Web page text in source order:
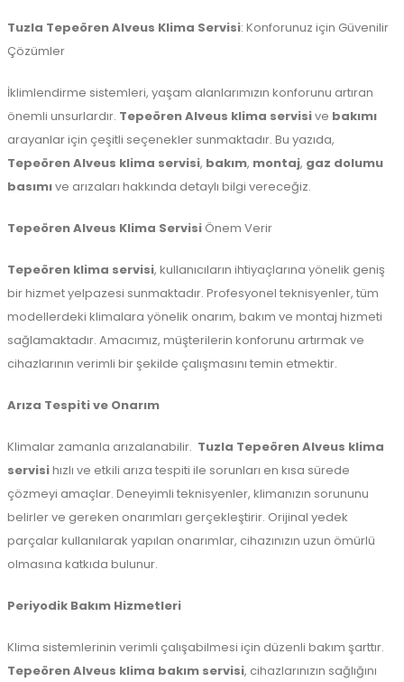
Tuzla Tepeören Alveus Klima Servisi: Konforunuz için Güvenilir
Çözümler
İklimlendirme sistemleri, yaşam alanlarımızın konforunu artıran
önemli unsurlardır. Tepeören Alveus klima servisive bakımı
arayanlar için çeşitli seçenekler sunmaktadır. Bu yazıda,
Tepeören Alveus klima servisi, bakım, montaj, gaz dolumu
basımıve arızaları hakkında detaylı bilgi vereceğiz.
Tepeören Alveus Klima Servisi Önem Verir
Tepeören klima servisi, kullanıcıların ihtiyaçlarına yönelik geniş
bir hizmet yelpazesi sunmaktadır. Profesyonel teknisyenler, tüm
modellerdeki klimalara yönelik onarım, bakım ve montaj hizmeti
sağlamaktadır. Amacımız, müşterilerin konforunu artırmak ve
cihazlarının verimli bir şekilde çalışmasını temin etmektir.
Arıza Tespiti ve Onarım
Klimalar zamanla arızalanabilir. Tuzla Tepeören Alveus klima
servisihızlı ve etkili arıza tespiti ile sorunları en kısa sürede
çözmeyi amaçlar. Deneyimli teknisyenler, klimanızın sorununu
belirler ve gereken onarımları gerçekleştirir. Orijinal yedek
parçalar kullanılarak yapılan onarımlar, cihazınızın uzun ömürlü
olmasına katkıda bulunur.
Periyodik Bakım Hizmetleri
Klima sistemlerinin verimli çalışabilmesi için düzenli bakım şarttır.
Tepeören Alveus klima bakım servisi, cihazlarınızın sağlığını